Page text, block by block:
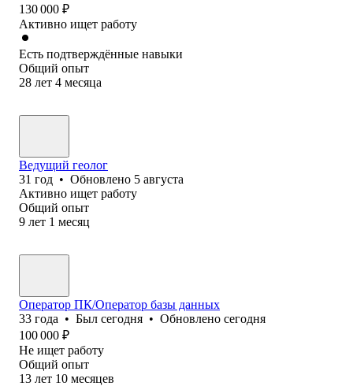
130 000 ₽
Активно ищет работу
Есть подтверждённые навыки
Общий опыт
28 лет 4 месяца
Ведущий геолог
31 год • Обновлено 5 августа
Активно ищет работу
Общий опыт
9 лет 1 месяц
Оператор ПК/Оператор базы данных
33 года • Был сегодня • Обновлено сегодня
100 000 ₽
Не ищет работу
Общий опыт
13 лет 10 месяцев